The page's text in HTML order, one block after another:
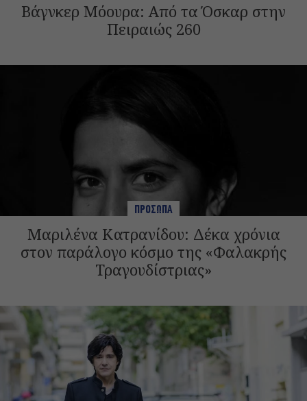
Βάγνκερ Μόουρα: Από τα Όσκαρ στην
Πειραιώς 260
ΠΡΟΣΩΠΑ
Μαριλένα Κατρανίδου: Δέκα χρόνια
στον παράλογο κόσμο της «Φαλακρής
Τραγουδίστριας»